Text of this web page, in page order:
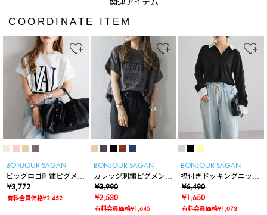
COORDINATE ITEM
BONJOUR SAGAN
ビッグロゴ刺繍ピグメン
トスウェットTシャツ
¥3,772
有料会員価格¥2,452
BONJOUR SAGAN
カレッジ刺繍ピグメント
スウェットTシャツ
¥3,990
¥2,530
有料会員価格¥1,645
BONJOUR SAGAN
襟付きドッキングニット
プルオーバー
¥6,490
¥1,650
有料会員価格¥1,073